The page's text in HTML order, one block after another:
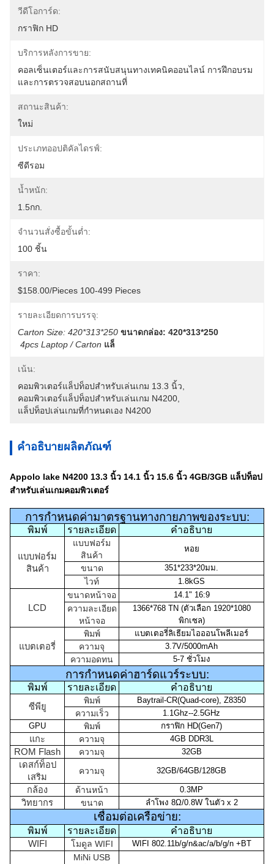
วีดีโอการ์ด:
กราฟิก HD
บริการหลังการขาย:
คอลเซ็นเตอร์และการสนับสนุนทางเทคนิคออนไลน์ การฝึกอบรม
และการตรวจสอบนอกสถานที่
สถานะสินค้า:
ใหม่
ประเภทออปติคัลไดรฟ์:
ซีดีรอม
น้ำหนัก:
1.5กก.
จำนวนสั่งซื้อขั้นต่ำ:
100 ชิ้น
ราคา:
$158.00/Pieces 100-499 Pieces
รายละเอียดการบรรจุ:
Carton Size: 420*313*250 ขนาดกล่อง: 420*313*250
4pcs Laptop / Carton แล็
เน้น:
คอมพิวเตอร์แล็ปท็อปสำหรับเล่นเกม 13.3 นิ้ว
คอมพิวเตอร์แล็ปท็อปสำหรับเล่นเกม N4200
แล็ปท็อปเล่นเกมที่กำหนดเอง N4200
คำอธิบายผลิตภัณฑ์
Appolo lake N4200 13.3 นิ้ว 14.1 นิ้ว 15.6 นิ้ว 4GB/3GB แล็ปท็อป
สำหรับเล่นเกมคอมพิวเตอร์
การกำหนดค่ามาตรฐานทางกายภาพของระบบ:
พิมพ์ รายละเอียด คำอธิบาย
แบบฟอร์ม
สินค้า
แบบฟอร์ม
สินค้า
หอย
ขนาด 351*233*20มม.
ไวท์ 1.8kGS
LCD
ขนาดหน้าจอ 14.1" 16:9
ความละเอียด
หน้าจอ
1366*768 TN (ตัวเลือก 1920*1080
พิกเซล)
แบตเตอรี่
พิมพ์ แบตเตอรี่ลิเธียมไอออนโพลีเมอร์
ความจุ 3.7V/5000mAh
ความอดทน 5-7 ชั่วโมง
การกำหนดค่าฮาร์ดแวร์ระบบ:
พิมพ์ รายละเอียด คำอธิบาย
ซีพียู
พิมพ์ Baytrail-CR(Quad-core), Z8350
ความเร็ว
1.1Ghz--2.5GHz
GPU
พิมพ์ กราฟิก HD(Gen7)
แกะ ความจุ 4GB DDR3L
ROM Flash ความจุ 32GB
เดสก์ท็อป
เสริม
ความจุ 32GB/64GB/128GB
กล้อง ด้านหน้า 0.3MP
วิทยากร ขนาด ลำโพง 8Ω/0.8W ในตัว x 2
เชื่อมต่อเครือข่าย:
พิมพ์ รายละเอียด คำอธิบาย
WIFI โมดูล WIFI WIFI 802.11b/g/n&ac/a/b/g/n +BT
MiNi USB